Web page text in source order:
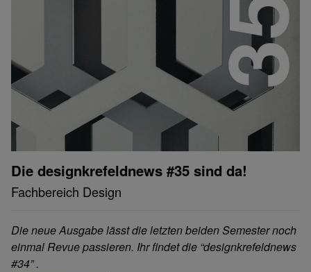
Die designkrefeldnews #35 sind da!
Fachbereich Design
Die neue Ausgabe lässt die letzten beiden Semester noch
einmal Revue passieren. Ihr findet die “designkrefeldnews
#34” .